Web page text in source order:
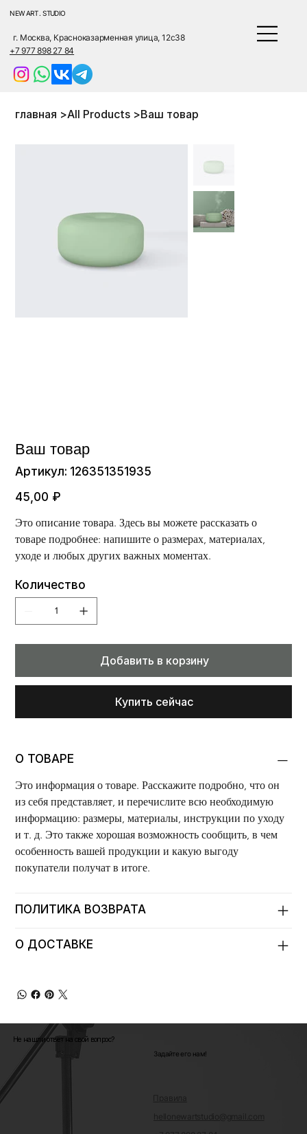
NEW ART . STUDIO
г. Москва, Красноказарменная улица, 12с38
+7 977 898 27 84
главная >All Products >Ваш товар
Ваш товар
Артикул: Артикул:
126351351935
126351351935
Цена
45,00 ₽
Это описание товара. Здесь вы можете рассказать о
товаре подробнее: напишите о размерах, материалах,
уходе и любых других важных моментах.
Количество
Добавить в корзину
Купить сейчас
О ТОВАРЕ
Это информация о товаре. Расскажите подробно, что он
из себя представляет, и перечислите всю необходимую
информацию: размеры, материалы, инструкции по уходу
и т. д. Это также хорошая возможность сообщить, в чем
особенность вашей продукции и какую выгоду
покупатели получат в итоге.
ПОЛИТИКА ВОЗВРАТА
О ДОСТАВКЕ
Не нашли ответ на свой вопрос?
Задайте его нам!
hellonewartstudio@gmail.com
Правила